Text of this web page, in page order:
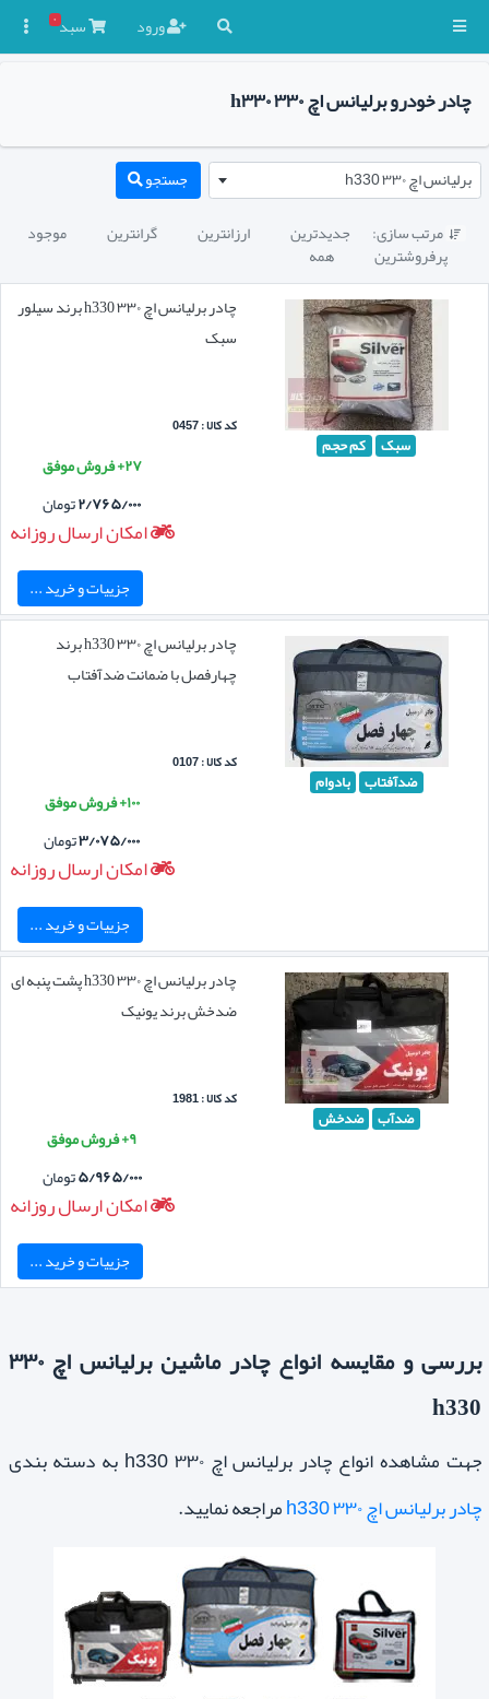
ورود سبد۰
چادر خودرو برلیانس اچ ۳۳۰ h۳۳۰
برلیانس اچ ۳۳۰ h330 جستجو
 مرتب سازی: جدیدترین ارزانترین گرانترین موجود
پرفروشترین همه
سبک کم حجم
چادر برلیانس اچ ۳۳۰ h330 برند سیلور
سبک
کد کالا : 0457
۲۷+ فروش موفق
۲/۷۶۵/۰۰۰تومان
امکان ارسال روزانه
جزییات و خرید ...
ضدآفتاب بادوام
چادر برلیانس اچ ۳۳۰ h330 برند
چهارفصل با ضمانت ضدآفتاب
کد کالا : 0107
۱۰۰+ فروش موفق
۳/۰۷۵/۰۰۰تومان
امکان ارسال روزانه
جزییات و خرید ...
ضدآب ضدخش
چادر برلیانس اچ ۳۳۰ h330 پشت پنبه ای
ضدخش برند یونیک
کد کالا : 1981
۹+ فروش موفق
۵/۹۶۵/۰۰۰تومان
امکان ارسال روزانه
جزییات و خرید ...
بررسی و مقایسه انواع چادر ماشین برلیانس اچ ۳۳۰
h330
جهت مشاهده انواع چادر برلیانس اچ ۳۳۰ h330 به دسته بندی
چادر برلیانس اچ ۳۳۰ h330
مراجعه نمایید.